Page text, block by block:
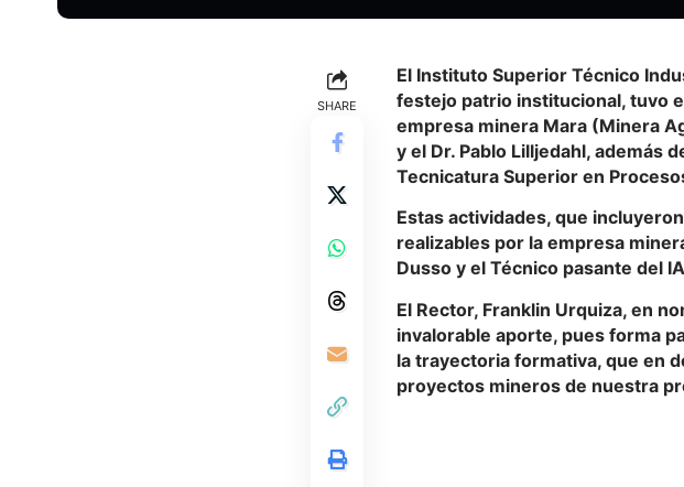
SHARE
El Instituto Superior Técnico
festejo patrio institucional, tuvo
empresa minera Mara (Minera
y el Dr. Pablo Lilljedahl, además
Tecnicatura Superior en
Estas actividades, que
realizables por la empresa
Dusso y el Técnico pasante del
El Rector, Franklin Urquiza, en
invalorable aporte, pues forma
la trayectoria formativa, que en
proyectos mineros de nuestra